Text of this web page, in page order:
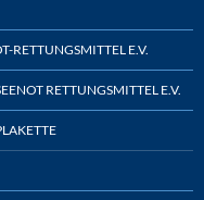
RETTUNGSMITTEL E.V.
RETTUNGSMITTEL E.V.